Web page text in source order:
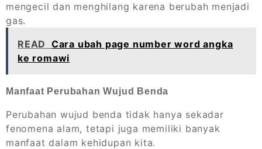
mengecil dan menghilang karena berubah menjadi
gas.
READ Cara ubah page number word angka
ke romawi
Manfaat Perubahan Wujud Benda
Perubahan wujud benda tidak hanya sekadar
fenomena alam, tetapi juga memiliki banyak
manfaat dalam kehidupan kita.